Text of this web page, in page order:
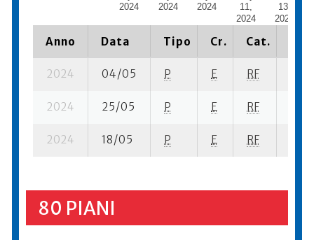
2024
2024
2024
11,
2024
13,
2024
Anno Data Tipo Cr. Cat.
2024 04/05 P E RF
2024 25/05 P E RF
2024 18/05 P E RF
80 PIANI